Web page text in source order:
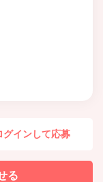
グインして応募
る